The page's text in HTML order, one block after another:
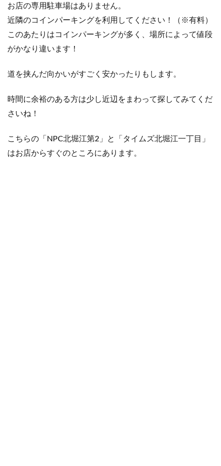
お店の専用駐車場はありません。
近隣のコインパーキングを利用してください！（※有料）
このあたりはコインパーキングが多く、場所によって値段
がかなり違います！
道を挟んだ向かいがすごく安かったりもします。
時間に余裕のある方は少し近辺をまわって探してみてくだ
さいね！
こちらの「NPC北堀江第2」と「タイムズ北堀江一丁目」
はお店からすぐのところにあります。